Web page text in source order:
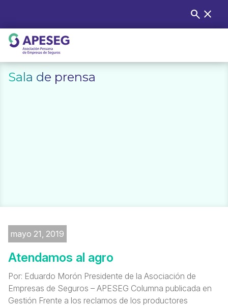
content
Buscar:
search close
APESEG
Sala de prensa
mayo 21, 2019
Atendamos al agro
Por: Eduardo Morón Presidente de la Asociación de
Empresas de Seguros – APESEG Columna publicada en
Gestión Frente a los reclamos de los productores